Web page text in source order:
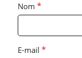
Nom *
E-mail *